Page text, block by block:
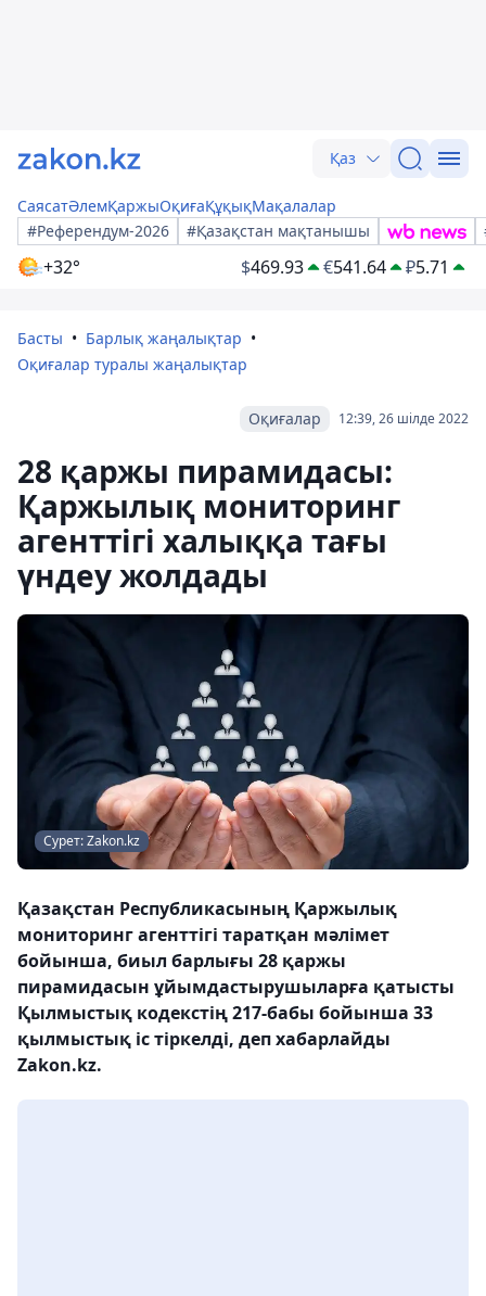
Қаз
СаясатӘлемҚаржыОқиғаҚұқықМақалалар
#Референдум-2026
#Қазақстан мақтанышы
+32° $469.93 €541.64 ₽5.71
Басты
Барлық жаңалықтар
Оқиғалар туралы жаңалықтар
12:39, 26 шілде 2022
Оқиғалар
28 қаржы пирамидасы:
Қаржылық мониторинг
агенттігі халыққа тағы
үндеу жолдады
Сурет: Zakon.kz
Қазақстан Республикасының Қаржылық
мониторинг агенттігі таратқан мәлімет
бойынша, биыл барлығы 28 қаржы
пирамидасын ұйымдастырушыларға қатысты
Қылмыстық кодекстің 217-бабы бойынша 33
қылмыстық іс тіркелді, деп хабарлайды
Zakon.kz.